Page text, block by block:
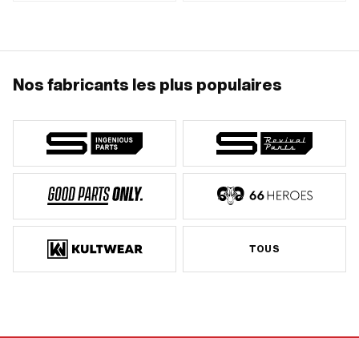
Nos fabricants les plus populaires
TOUS